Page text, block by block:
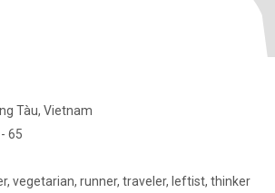
Tàu, Vietnam
65
vegetarian, runner, traveler, leftist, thinker